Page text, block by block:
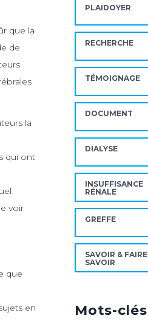
que la
de
la
qui ont
voir
que
en
PLAIDOYER
RECHERCHE
TÉMOIGNAGE
DOCUMENT
DIALYSE
INSUFFISANCE
RÉNALE
GREFFE
SAVOIR & FAIRE
SAVOIR
Mots-clés